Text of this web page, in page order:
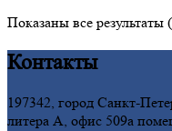
Показаны все результаты
Контакты
197342, город Санкт-
литера А, офис 509а